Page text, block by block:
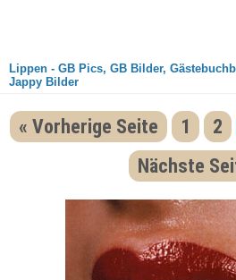
Lippen - GB Pics, GB Bilder,
Jappy Bilder
« Vorherige Seite 1 2
Nächste